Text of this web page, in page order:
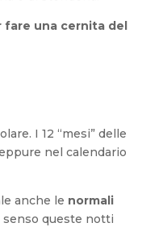
fare una cernita del
I 12 “mesi” delle
nel calendario
anche le normali
queste notti